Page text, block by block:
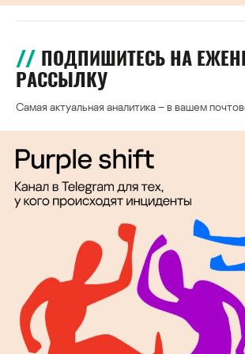
ПОДПИШИТЕСЬ НА
РАССЫЛКУ
Самая актуальная аналитика – в вашем